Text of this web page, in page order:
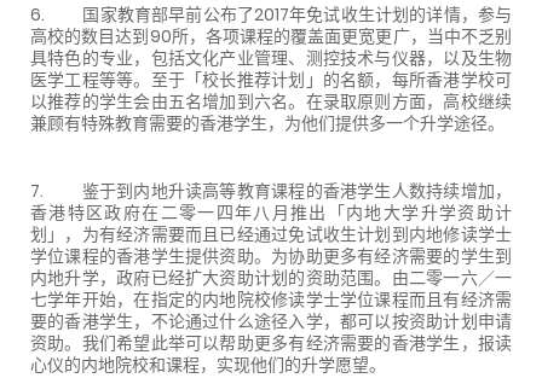
6. 国家教育部早前公布了2017年免试收生计划的详情，参与
高校的数目达到90所，各项课程的覆盖面更宽更广，当中不乏别
具特色的专业，包括文化产业管理、测控技术与仪器，以及生物
医学工程等等。至于「校长推荐计划」的名额，每所香港学校可
以推荐的学生会由五名增加到六名。在录取原则方面，高校继续
兼顾有特殊教育需要的香港学生，为他们提供多一个升学途径。
7. 鉴于到内地升读高等教育课程的香港学生人数持续增加，
香港特区政府在二零一四年八月推出「内地大学升学资助计
划」，为有经济需要而且已经通过免试收生计划到内地修读学士
学位课程的香港学生提供资助。为协助更多有经济需要的学生到
内地升学，政府已经扩大资助计划的资助范围。由二零一六／一
七学年开始，在指定的内地院校修读学士学位课程而且有经济需
要的香港学生，不论通过什么途径入学，都可以按资助计划申请
资助。我们希望此举可以帮助更多有经济需要的香港学生，报读
心仪的内地院校和课程，实现他们的升学愿望。